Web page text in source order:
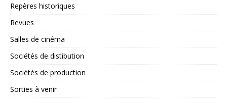
Repères historiques
Revues
Salles de cinéma
Sociétés de distibution
Sociétés de production
Sorties à venir